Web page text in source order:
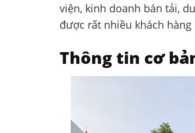
viện, kinh doanh bán tải,
được rất nhiều khách
Thông tin cơ